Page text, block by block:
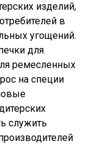
изделий,
в
угощений.
для
ремесленных
на специи
служить